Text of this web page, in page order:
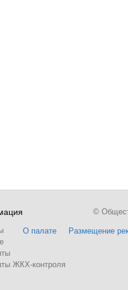
ЖКХ-контроля
О палате Размещение
©